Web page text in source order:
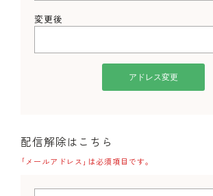
変更後
配信解除はこちら
｢メールアドレス｣は必須項目です。